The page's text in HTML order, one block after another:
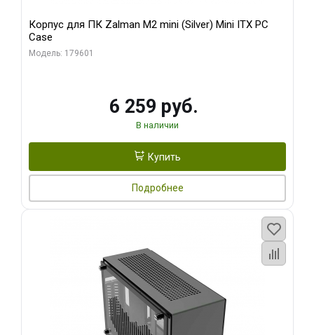
Корпус для ПК Zalman M2 mini (Silver) Mini ITX PC
Case
Модель: 179601
6 259 руб.
В наличии
Купить
Подробнее